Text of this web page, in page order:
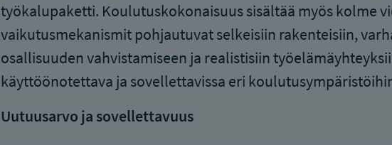
työkalupaketti. Koulutuskokonaisuus sisältää myös kolme
vaikutusmekanismit pohjautuvat selkeisiin rakenteisiin,
osallisuuden vahvistamiseen ja realistisiin
käyttöönotettava ja sovellettavissa eri
Uutuusarvo ja sovellettavuus